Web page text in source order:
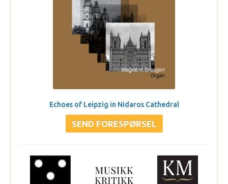
Echoes of Leipzig in Nidaros Cathedral